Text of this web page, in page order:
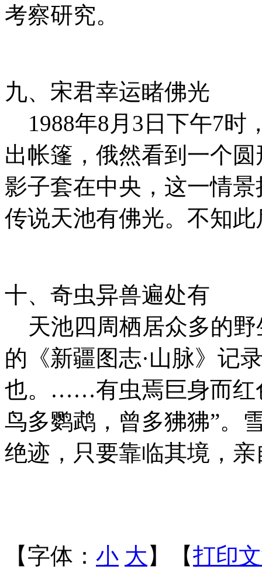
考察研究。
九、宋君幸运睹佛光
1988年8月3日下午7时
出帐篷，俄然看到一个
影子套在中央，这一情
传说天池有佛光。不知
十、奇虫异兽遍处有
天池四周栖居众多的野
的《新疆图志·山脉》记
也。……有虫焉巨身而红
鸟多鹦鹉，曾多狒狒”。
绝迹，只要靠临其境，
【字体： 小 大 】【打印